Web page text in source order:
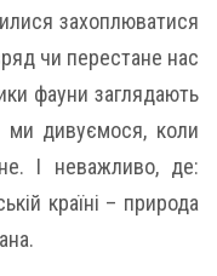
захоплюватися
чи перестане нас
фауни заглядають
ми дивуємося, коли
І неважливо, де:
країні – природа